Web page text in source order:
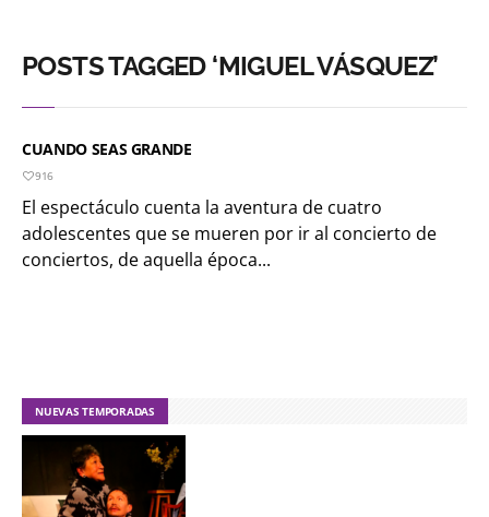
POSTS TAGGED ‘MIGUEL VÁSQUEZ’
CUANDO SEAS GRANDE
916
El espectáculo cuenta la aventura de cuatro
adolescentes que se mueren por ir al concierto de
conciertos, de aquella época...
NUEVAS TEMPORADAS